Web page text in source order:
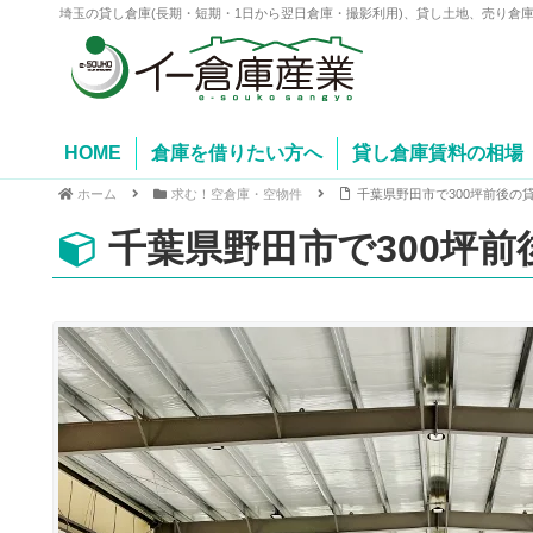
埼玉の貸し倉庫(長期・短期・1日から翌日倉庫・撮影利用)、貸し土地、売り倉
HOME 倉庫を借りたい方へ 貸し倉庫賃料の相場
ホーム 求む！空倉庫・空物件 千葉県野田市で300坪前後の
千葉県野田市で300坪前